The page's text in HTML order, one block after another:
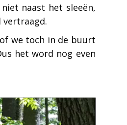
naast het sleeën,
vertraagd.
we toch in de buurt
het word nog even